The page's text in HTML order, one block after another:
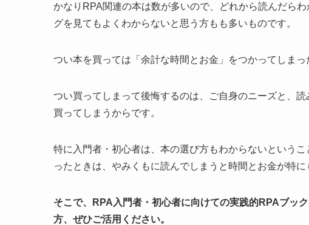
かなりRPA関連の本は数が多いので、どれから読んだら
グを見てもよくわからないと思う方もも多いものです。
つい本を買っては「余計な時間とお金」をつかってしま
つい買ってしまって後悔するのは、ご自身のニーズと、
買ってしまうからです。
特に入門者・初心者は、本の選び方もわからないという
ったときは、やみくもに読んでしまうと時間とお金が特に
そこで、RPA入門者・初心者に向けての実践的RPAブッ
方、ぜひご活用ください。